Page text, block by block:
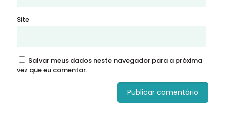
Site
Salvar meus dados neste navegador para a próxima
vez que eu comentar.